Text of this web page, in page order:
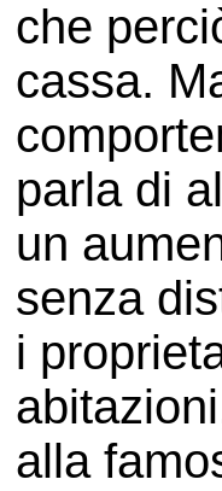
che
cassa.
parla di
un
senza
i
alla